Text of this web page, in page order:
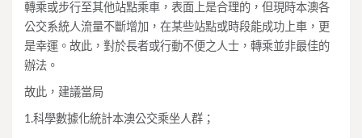
轉乘或步行至其他站點乘車，表面上是合理的，但現時本澳各
公交系統人流量不斷增加，在某些站點或時段能成功上車，更
是幸運。故此，對於長者或行動不便之人士，轉乘並非最佳的
辦法。
故此，建議當局
1.科學數據化統計本澳公交乘坐人群；